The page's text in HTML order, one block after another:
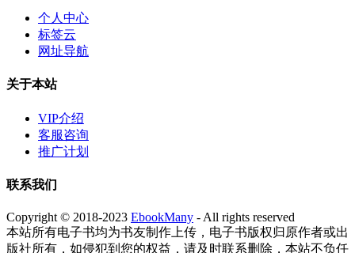
个人中心
标签云
网址导航
关于本站
VIP介绍
客服咨询
推广计划
联系我们
Copyright © 2018-2023 EbookMany - All rights reserved
本站所有电子书均为书友制作上传，电子书版权归原作者或出
版社所有，如侵犯到您的权益，请及时联系删除，本站不负任